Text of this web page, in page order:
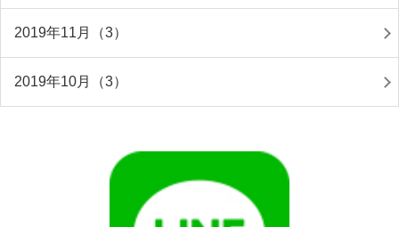
2019年11月（3）
2019年10月（3）